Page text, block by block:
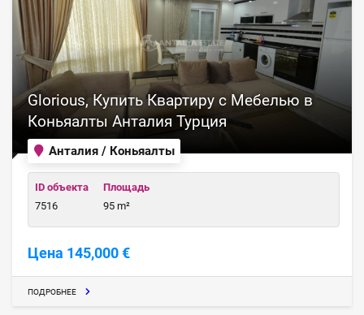
Анталия / Коньяалты
Glorious, Купить Квартиру с Мебелью в
Коньяалты Анталия Турция
ID объекта
7516
Площадь
95 m²
Цена 145,000 €
ПОДРОБНЕЕ